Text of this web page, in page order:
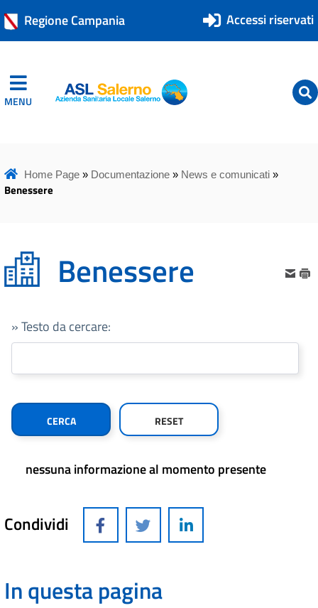
Regione Campania Accessi riservati
MENU ASL Salerno
ASL Salerno
Home Page» Documentazione» News e comunicati»
Benessere
Benessere
» Testo da cercare:
nessuna informazione al momento presente
Condividi
In questa pagina